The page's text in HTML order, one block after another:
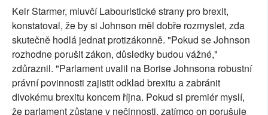
Keir Starmer, mluvčí Labouristické strany pro brexit,
konstatoval, že by si Johnson měl dobře rozmyslet, zda
skutečně hodlá jednat protizákonně. "Pokud se Johnson
rozhodne porušit zákon, důsledky budou vážné,"
zdůraznil. "Parlament uvalil na Borise Johnsona robustní
právní povinnosti zajistit odklad brexitu a zabránit
divokému brexitu koncem října. Pokud si premiér myslí,
že parlament zůstane v nečinnosti, zatímco on porušuje